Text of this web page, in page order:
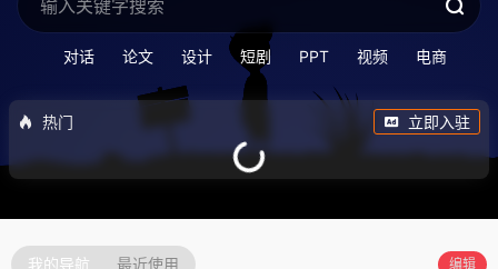
对话 论文 设计 短剧 PPT 视频 电商
热门 立即入驻
我的导航 最近使用 编辑